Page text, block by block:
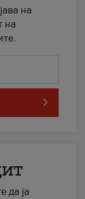
на
на
да ја